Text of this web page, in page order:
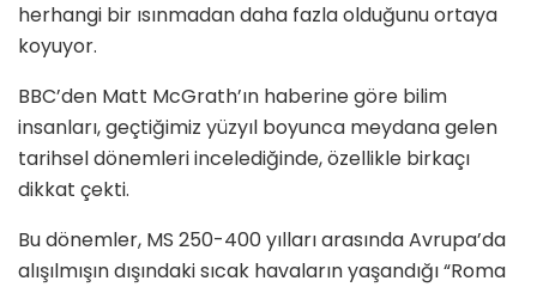
herhangi bir ısınmadan daha fazla olduğunu ortaya
koyuyor.
BBC’den Matt McGrath’ın haberine göre bilim
insanları, geçtiğimiz yüzyıl boyunca meydana gelen
tarihsel dönemleri incelediğinde, özellikle birkaçı
dikkat çekti.
Bu dönemler, MS 250-400 yılları arasında Avrupa’da
alışılmışın dışındaki sıcak havaların yaşandığı “Roma